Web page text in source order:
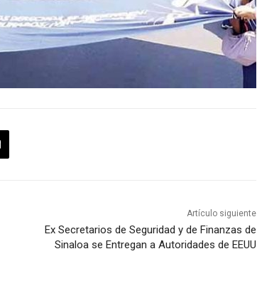
Artículo siguiente
Ex Secretarios de Seguridad y de Finanzas de
Sinaloa se Entregan a Autoridades de EEUU